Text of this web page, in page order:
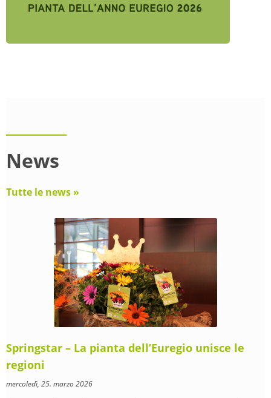
News
Tutte le news »
Springstar – La pianta dell’Euregio unisce le
regioni
mercoledì, 25. marzo 2026